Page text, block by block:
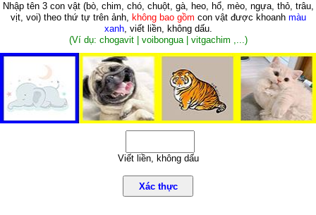
Nhập tên 3 con vật (bò, chim, chó, chuột, gà, heo, hổ, mèo, ngựa, thỏ, trâu,
vịt, voi)theo thứ tự trên ảnh, không bao gồm con vật được khoanh màu
xanh, viết liền, không dấu.
(Ví dụ: chogavit | voibongua | vitgachim ,...)
Viết liền, không dấu
Xác thực